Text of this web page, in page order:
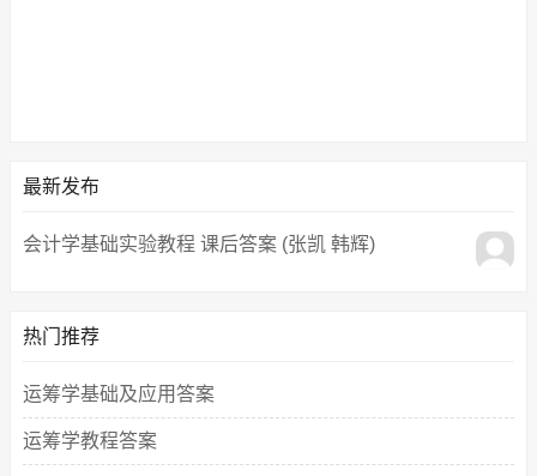
最新发布
会计学基础实验教程 课后答案 (张凯 韩辉)
热门推荐
运筹学基础及应用答案
运筹学教程答案